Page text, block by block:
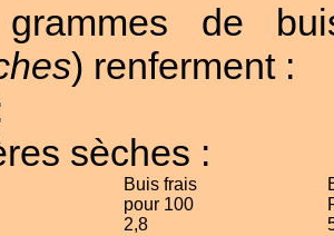
de
) renferment :
sèches :
Buis frais
pour 100
2,8